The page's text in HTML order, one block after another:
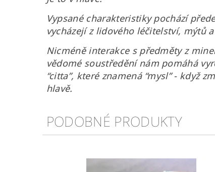
Vypsané charakteristiky pochází
vycházejí z lidového léčitelství, mýtů
Nicméně interakce s předměty z
vědomé soustředění nám pomáhá
“citta”, které znamená “mysl” - když
hlavě.
PODOBNÉ PRODUKTY